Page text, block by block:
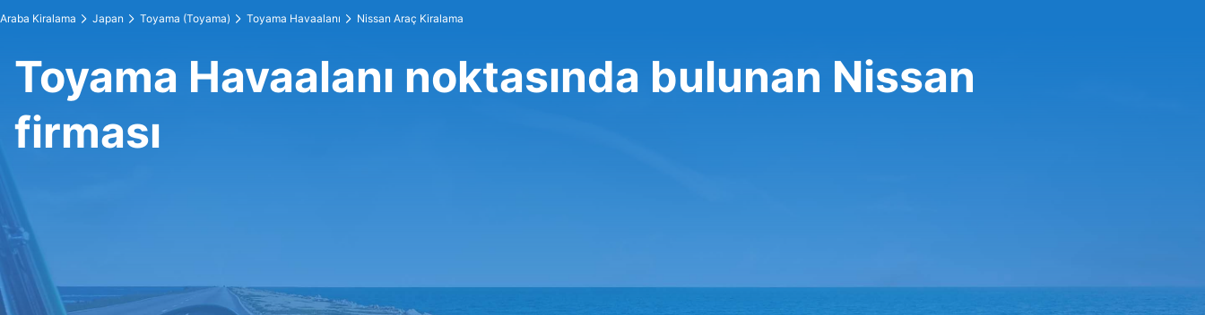
Araba Kiralama Japan Toyama (Toyama) Toyama Havaalanı Nissan Araç Kiralama
Toyama Havaalanı noktasında bulunan Nissan
firması